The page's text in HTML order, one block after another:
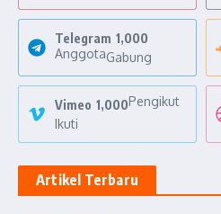
Telegram 1,000
AnggotaGabung
Vimeo 1,000Pengikut
Ikuti
Artikel Terbaru